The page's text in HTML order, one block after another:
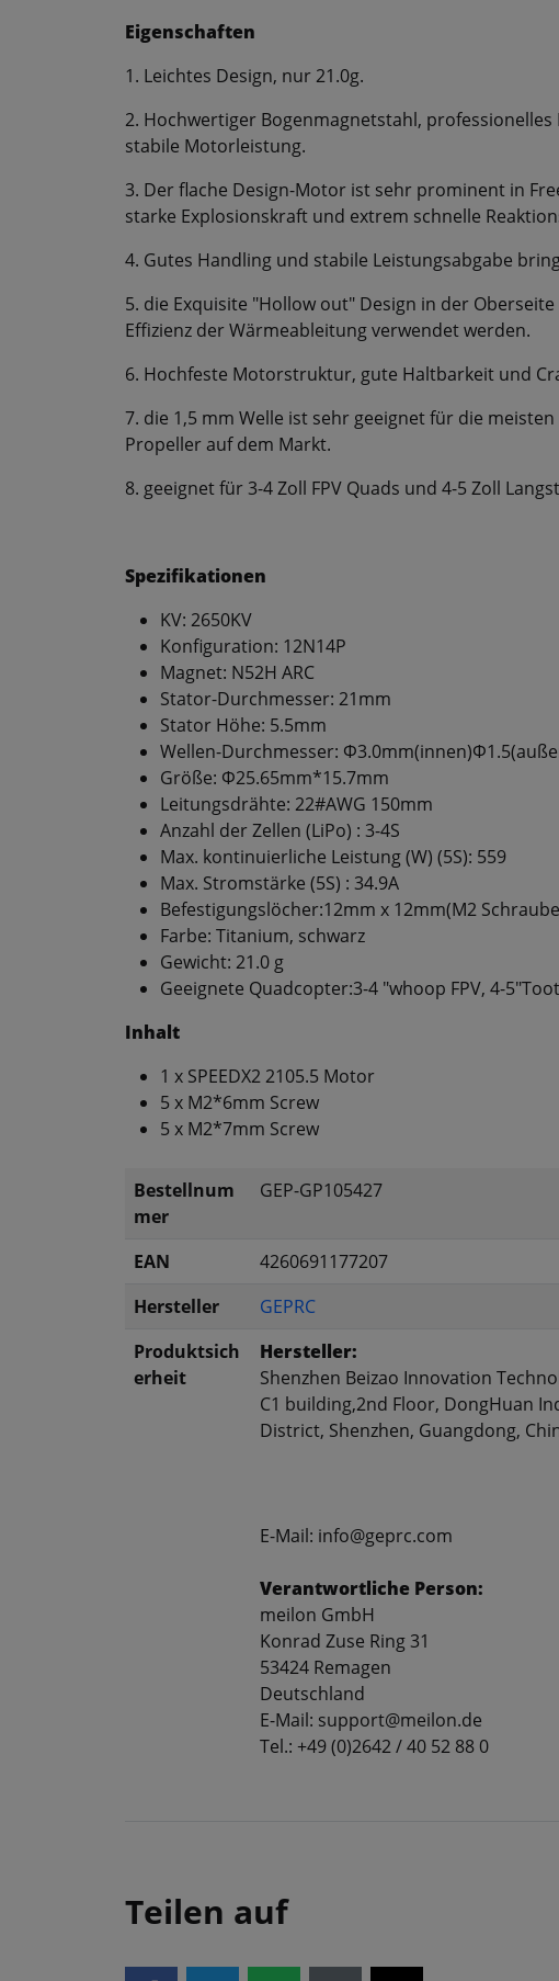
Eigenschaften
1. Leichtes Design, nur 21.0g.
2. Hochwertiger Bogenmagnetstahl,
stabile Motorleistung.
3. Der flache Design-Motor ist sehr prominent in
starke Explosionskraft und extrem schnelle
4. Gutes Handling und stabile Leistungsabgabe
5. die Exquisite "Hollow out" Design in der
Effizienz der Wärmeableitung verwendet werden.
6. Hochfeste Motorstruktur, gute Haltbarkeit und
7. die 1,5 mm Welle ist sehr geeignet für die
Propeller auf dem Markt.
8. geeignet für 3-4 Zoll FPV Quads und 4-5 Zoll
Spezifikationen
KV: 2650KV
Konfiguration: 12N14P
Magnet: N52H ARC
Stator-Durchmesser: 21mm
Stator Höhe: 5.5mm
Wellen-Durchmesser:
Größe: Φ25.65mm*15.7mm
Leitungsdrähte: 22#AWG 150mm
Anzahl der Zellen (LiPo) : 3-4S
Max. kontinuierliche Leistung (W) (5S): 559
Max. Stromstärke (5S) : 34.9A
Befestigungslöcher:12mm x 12mm(M2
Farbe: Titanium, schwarz
Gewicht: 21.0 g
Geeignete Quadcopter:3-4 "whoop FPV, 4-
Inhalt
1 x SPEEDX2 2105.5 Motor
5 x M2*6mm Screw
5 x M2*7mm Screw
Bestellnum
mer
GEP-GP105427
EAN
4260691177207
Hersteller
GEPRC
Produktsich
erheit
Hersteller:
Shenzhen Beizao Innovation
C1 building,2nd Floor, DongHuan
District, Shenzhen, Guangdong,
E-Mail: info@geprc.com
Verantwortliche Person:
meilon GmbH
Konrad Zuse Ring 31
53424 Remagen
Deutschland
E-Mail: support@meilon.de
Tel.: +49 (0)2642 / 40 52 88 0
Teilen auf